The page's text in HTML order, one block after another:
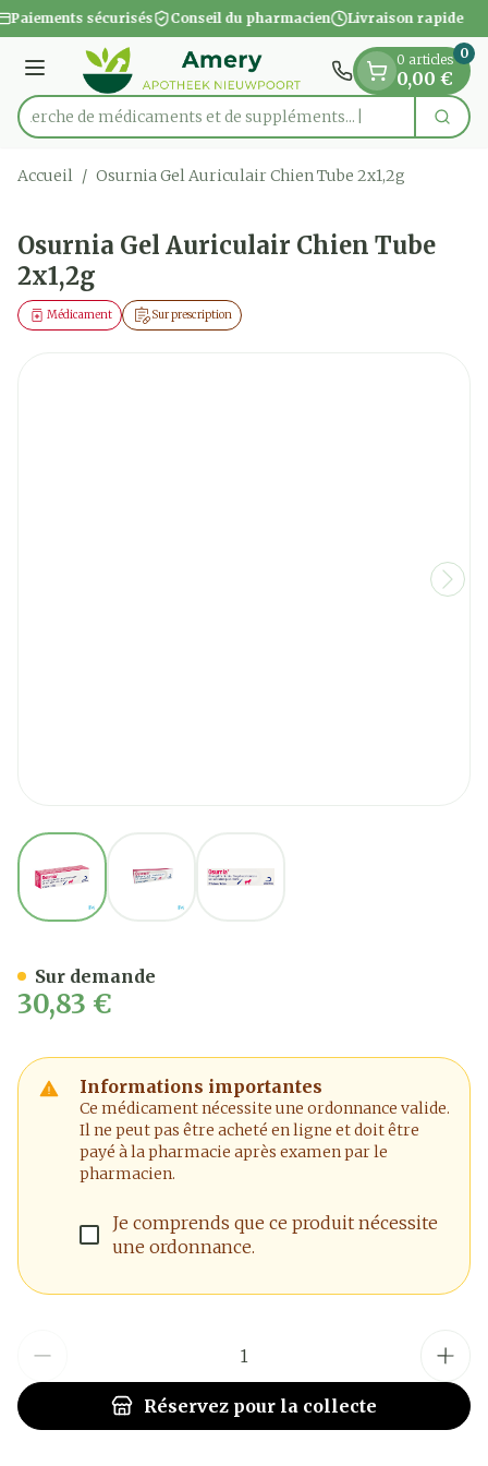
Aller au contenu
1 de 1
Paiements sécurisés Conseil du pharmacien Livraison rapide
Menu
Rechercherde médicaments et de suppléments...
0 articles
0,00 €
0
Accueil / Osurnia Gel Auriculair Chien Tube 2x1,2g
Osurnia Gel Auriculair Chien Tube
2x1,2g
Sur prescription
Médicament
View larger image
30,83 €
Informations importantes
Ce médicament nécessite une ordonnance valide.
Il ne peut pas être acheté en ligne et doit être
payé à la pharmacie après examen par le
pharmacien.
Je comprends que ce produit nécessite
une ordonnance.
Réservez pour la collecte
Sur demande